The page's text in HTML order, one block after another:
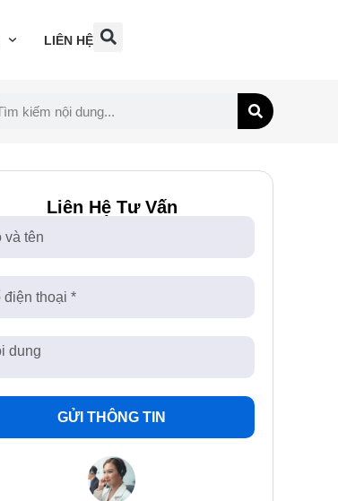
LIÊN HỆ
Liên Hệ Tư Vấn
GỬI THÔNG TIN